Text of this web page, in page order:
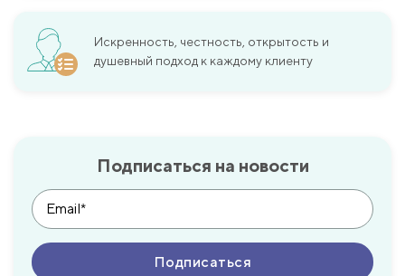
Искренность, честность, открытость и
душевный подход к каждому клиенту
Подписаться на новости